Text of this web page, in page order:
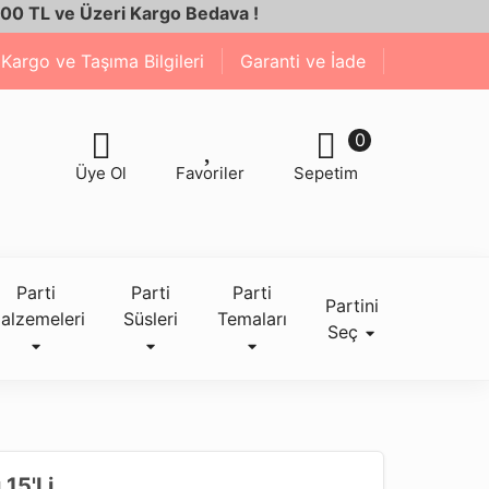
Üzeri Kargo Bedava !
Kargo ve Taşıma Bilgileri Garanti ve İade
Sepetim
0
Favoriler
Üye Ol
Parti
Parti
Süsleri
Parti
Temaları
Partini
Seç